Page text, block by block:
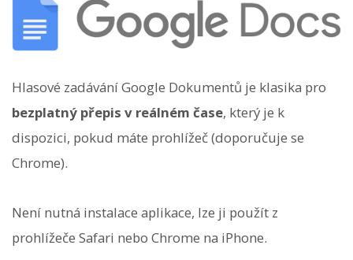
Hlasové zadávání Google Dokumentů je klasika pro
bezplatný přepis v reálném čase, který je k
dispozici, pokud máte prohlížeč (doporučuje se
Chrome).
Není nutná instalace aplikace, lze ji použít z
prohlížeče Safari nebo Chrome na iPhone.